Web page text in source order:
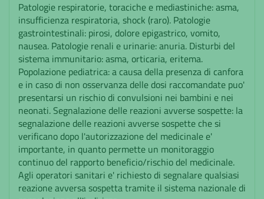
Patologie respiratorie, toraciche e mediastiniche: asma,
insufficienza respiratoria, shock (raro). Patologie
gastrointestinali: pirosi, dolore epigastrico, vomito,
nausea. Patologie renali e urinarie: anuria. Disturbi del
sistema immunitario: asma, orticaria, eritema.
Popolazione pediatrica: a causa della presenza di canfora
e in caso di non osservanza delle dosi raccomandate puo'
presentarsi un rischio di convulsioni nei bambini e nei
neonati. Segnalazione delle reazioni avverse sospette: la
segnalazione delle reazioni avverse sospette che si
verificano dopo l'autorizzazione del medicinale e'
importante, in quanto permette un monitoraggio
continuo del rapporto beneficio/rischio del medicinale.
Agli operatori sanitari e' richiesto di segnalare qualsiasi
reazione avversa sospetta tramite il sistema nazionale di